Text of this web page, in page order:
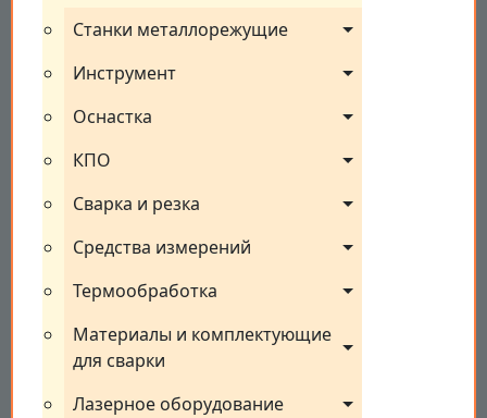
Станки металлорежущие
Инструмент
Оснастка
КПО
Сварка и резка
Средства измерений
Термообработка
Материалы и комплектующие
для сварки
Лазерное оборудование